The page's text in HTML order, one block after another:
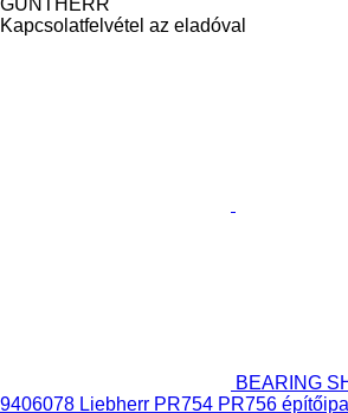
GUNTHERR
Kapcsolatfelvétel az eladóval
BEARING
9406078 Liebherr PR754 PR756